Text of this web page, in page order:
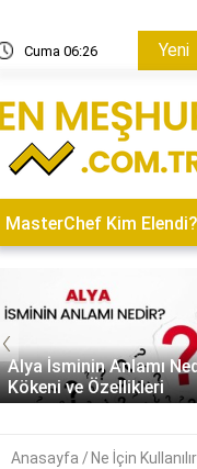
Cuma 06:26 Yeni
MasterChef Kim Elendi?
Saitabat Şelalesi
Saklı Cenneti
‹
Anasayfa Ne İçin Kullanılır